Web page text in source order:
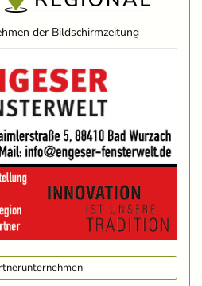
der Bildschirmzeitung